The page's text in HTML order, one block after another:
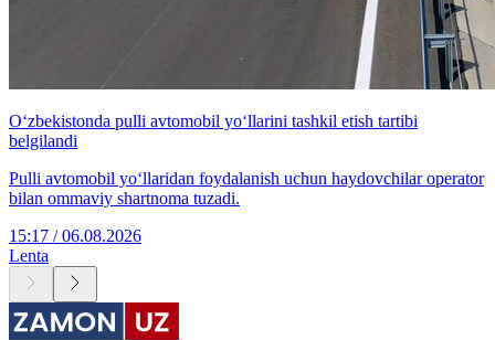
O‘zbekistonda pulli avtomobil yo‘llarini tashkil etish tartibi
belgilandi
Pulli avtomobil yo‘llaridan foydalanish uchun haydovchilar operator
bilan ommaviy shartnoma tuzadi.
15:17 / 06.08.2026
Lenta